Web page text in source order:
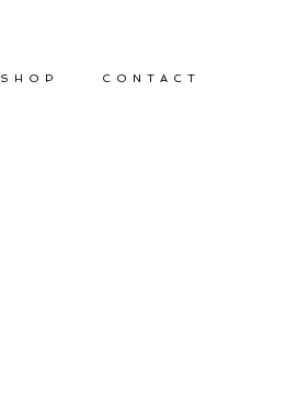
SHOP CONTACT